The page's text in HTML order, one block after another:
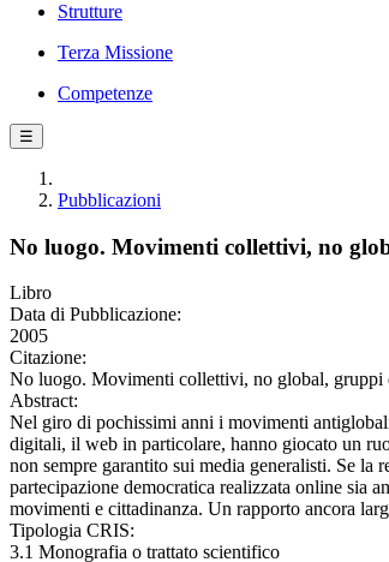
Strutture
Terza Missione
Competenze
☰
Pubblicazioni
No luogo. Movimenti collettivi, no
Libro
Data di Pubblicazione:
2005
Citazione:
No luogo. Movimenti collettivi, no global, gruppi
Abstract:
Nel giro di pochissimi anni i movimenti
digitali, il web in particolare, hanno giocato un
non sempre garantito sui media generalisti. Se la
partecipazione democratica realizzata online sia
movimenti e cittadinanza. Un rapporto ancora
Tipologia CRIS:
3.1 Monografia o trattato scientifico